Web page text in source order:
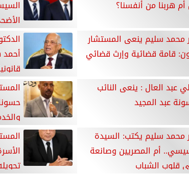
هربنا من أنفسنا؟
محمد سليم ينعى المستشار
قامة قضائية وإرث قضائي
عبد العال : ينعى النائب
عبد المجيد
محمد سليم يكتب: السيدة
أم المصريين وصانعة
قلوب الشباب